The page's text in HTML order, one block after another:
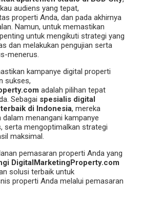
audiens yang tepat,
properti Anda, dan pada akhirnya
Namun, untuk memastikan
untuk mengikuti strategi yang
dan melakukan pengujian serta
menerus.
kampanye digital properti
sukses,
adalah pilihan tepat
Sebagai spesialis digital
di Indonesia, mereka
menangani kampanye
serta mengoptimalkan strategi
maksimal.
pemasaran properti Anda yang
DigitalMarketingProperty.com
solusi terbaik untuk
properti Anda melalui pemasaran